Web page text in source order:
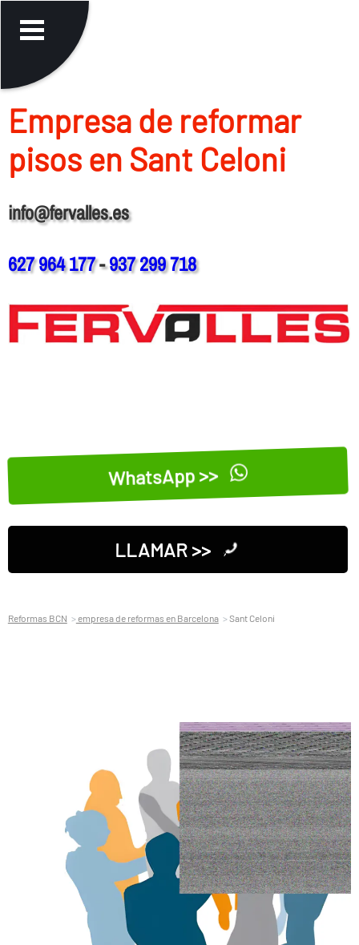
Empresa de reformar
pisos en Sant Celoni
info@fervalles.es
627 964 177-937 299 718
WhatsApp >>
LLAMAR >>
Reformas BCN empresa de reformas en Barcelona Sant Celoni